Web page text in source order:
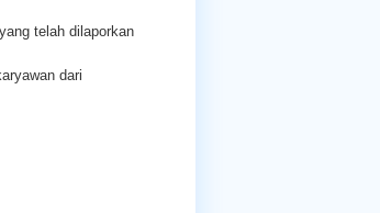
telah dilaporkan
dari